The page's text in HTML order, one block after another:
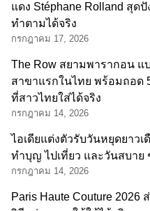
แดง Stéphane Rolland สุด
ทำตามได้จริง
กรกฎาคม 17, 2026
The Row สยามพารากอน แ
สาขาแรกในไทย พร้อมถอด
ที่สาวไทยใส่ได้จริง
กรกฎาคม 14, 2026
ไอเดียแต่งตัวรับวันหยุดยาว
ทำบุญ ไปเที่ยว และวันสบาย
กรกฎาคม 14, 2026
Paris Haute Couture